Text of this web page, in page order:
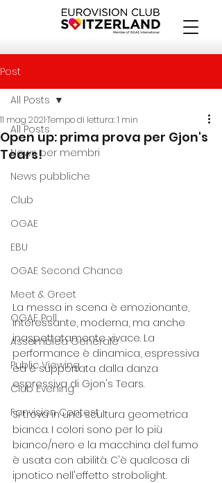
Post
All Posts
News per membri
News pubbliche
Club
OGAE
EBU
OGAE Second Chance
Meet & Greet
OGAE Poll
Assemblea Generale
Public Viewing
Club Evening
Fanvision Contest
All Posts
Open up: prima prova per Gjon's
Tears!
11 mag 2021Tempo di lettura: 1 min
La messa in scena è emozionante,
interessante, moderna, ma anche
inaspettatamente vivace. La
performance è dinamica, espressiva
ed è supportata dalla danza
espressiva di Gjon's Tears.
Si trova in una scultura geometrica
bianca. I colori sono per lo più
bianco/nero e la macchina del fumo
è usata con abilità. C'è qualcosa di
ipnotico nell'effetto strobolight.